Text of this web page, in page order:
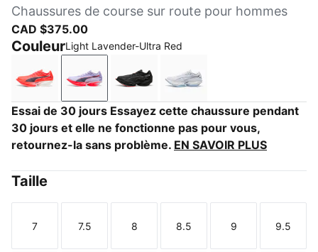
Chaussures de course sur route pour hommes
CAD $375.00
CouleurLight Lavender-Ultra Red
Ultra Red-Inky Depths
Light Lavender-Ultra Red
PUMA Black-Ultra Red
PUMA White-Chambray
Essai de 30 jours Essayez cette chaussure pendant
30 jours et elle ne fonctionne pas pour vous,
retournez-la sans problème. EN SAVOIR PLUS
Taille
Taille
7
Taille
7.5
Taille
8
Taille
8.5
Taille
9
Taille
9.5